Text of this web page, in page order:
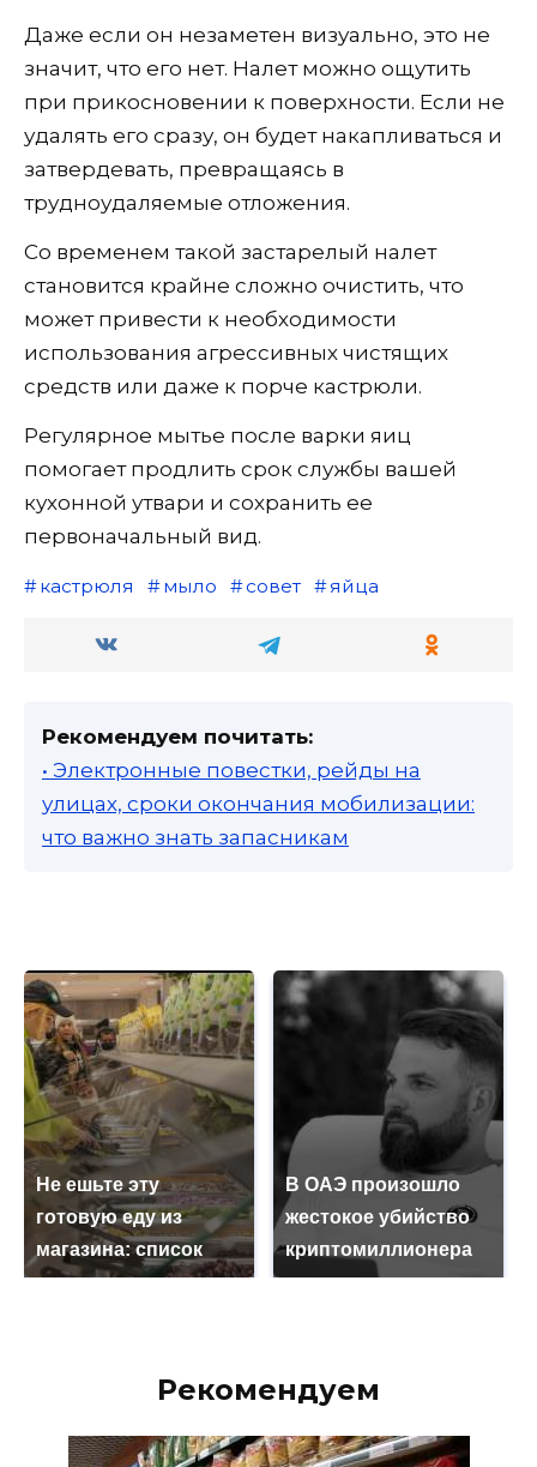
Даже если он незаметен визуально, это не
значит, что его нет. Налет можно ощутить
при прикосновении к поверхности. Если не
удалять его сразу, он будет накапливаться и
затвердевать, превращаясь в
трудноудаляемые отложения.
Со временем такой застарелый налет
становится крайне сложно очистить, что
может привести к необходимости
использования агрессивных чистящих
средств или даже к порче кастрюли.
Регулярное мытье после варки яиц
помогает продлить срок службы вашей
кухонной утвари и сохранить ее
первоначальный вид.
кастрюля мыло совет яйца
Рекомендуем почитать:
• Электронные повестки, рейды на
улицах, сроки окончания мобилизации:
что важно знать запасникам
Не ешьте эту
готовую еду из
магазина: список
В ОАЭ произошло
жестокое убийство
криптомиллионера
Рекомендуем